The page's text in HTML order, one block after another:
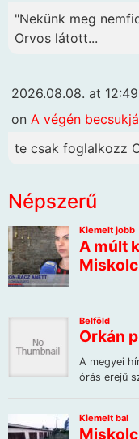
"Nekünk meg
Orvos látott...
2026.08.08. at 12:49
on A végén
te csak foglalkozz
Népszerű